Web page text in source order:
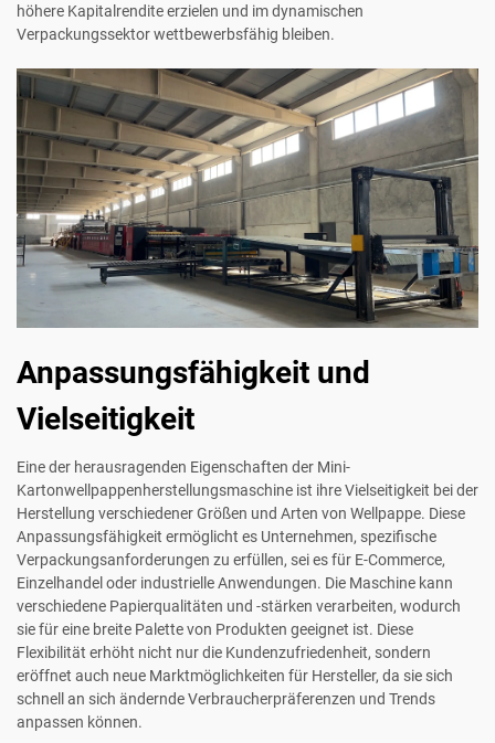
höhere Kapitalrendite erzielen und im dynamischen
Verpackungssektor wettbewerbsfähig bleiben.
Anpassungsfähigkeit und
Vielseitigkeit
Eine der herausragenden Eigenschaften der Mini-
Kartonwellpappenherstellungsmaschine ist ihre Vielseitigkeit bei der
Herstellung verschiedener Größen und Arten von Wellpappe. Diese
Anpassungsfähigkeit ermöglicht es Unternehmen, spezifische
Verpackungsanforderungen zu erfüllen, sei es für E-Commerce,
Einzelhandel oder industrielle Anwendungen. Die Maschine kann
verschiedene Papierqualitäten und -stärken verarbeiten, wodurch
sie für eine breite Palette von Produkten geeignet ist. Diese
Flexibilität erhöht nicht nur die Kundenzufriedenheit, sondern
eröffnet auch neue Marktmöglichkeiten für Hersteller, da sie sich
schnell an sich ändernde Verbraucherpräferenzen und Trends
anpassen können.